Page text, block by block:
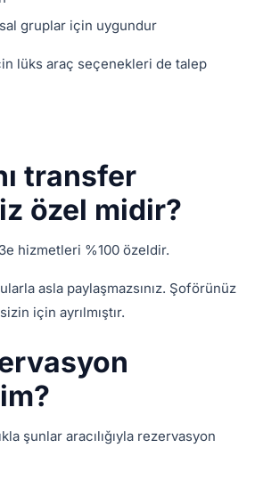
gruplar için uygundur
lüks araç seçenekleri de talep
transfer
özel midir?
hizmetleri %100 özeldir.
asla paylaşmazsınız. Şoförünüz
için ayrılmıştır.
şunlar aracılığıyla rezervasyon